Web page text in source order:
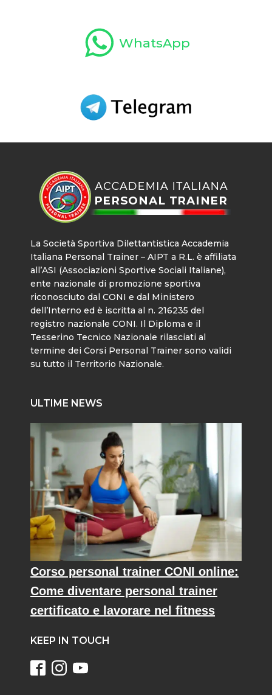
WhatsApp
La Società Sportiva Dilettantistica Accademia
Italiana Personal Trainer – AIPT a R.L. è affiliata
all’ASI (Associazioni Sportive Sociali Italiane),
ente nazionale di promozione sportiva
riconosciuto dal CONI e dal Ministero
dell’Interno ed è iscritta al n. 216235 del
registro nazionale CONI. Il Diploma e il
Tesserino Tecnico Nazionale rilasciati al
termine dei Corsi Personal Trainer sono validi
su tutto il Territorio Nazionale.
ULTIME NEWS
Corso personal trainer CONI online:
Come diventare personal trainer
certificato e lavorare nel fitness
KEEP IN TOUCH